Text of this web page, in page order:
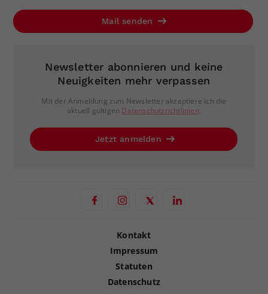
Mail senden
Newsletter abonnieren und keine
Neuigkeiten mehr verpassen
Mit der Anmeldung zum Newsletter akzeptiere ich die
aktuell gültigen Datenschutzrichtlinien.
Jetzt anmelden
Kontakt
Impressum
Statuten
Datenschutz